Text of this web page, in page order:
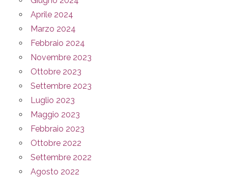
Aprile 2024
Marzo 2024
Febbraio 2024
Novembre 2023
Ottobre 2023
Settembre 2023
Luglio 2023
Maggio 2023
Febbraio 2023
Ottobre 2022
Settembre 2022
Agosto 2022